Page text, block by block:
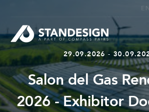
EN
29.09.2026 -
Salon del Gas
2026 - Exhibitor